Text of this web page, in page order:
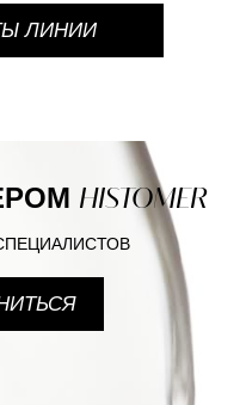
ЛИНИИ
HISTOMER